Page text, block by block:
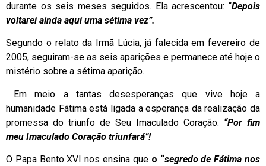
durante os seis meses seguidos. Ela acrescentou: “Depois
voltarei ainda aqui uma sétima vez”.
Segundo o relato da Irmã Lúcia, já falecida em fevereiro de
2005, seguiram-se as seis aparições e permanece até hoje o
mistério sobre a sétima aparição.
Em meio a tantas desesperanças que vive hoje a
humanidade Fátima está ligada a esperança da realização da
promessa do triunfo de Seu Imaculado Coração: “Por fim
meu Imaculado Coração triunfará”!
O Papa Bento XVI nos ensina que o “segredo de Fátima nos